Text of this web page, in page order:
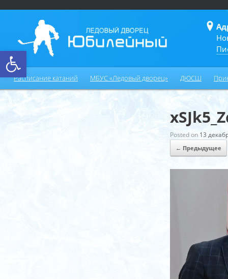
Открыть панель инструментов
Расписание катаний МБУС «Ледовый дворец» ДЮСШ
Posted on 13
← Предыдущее